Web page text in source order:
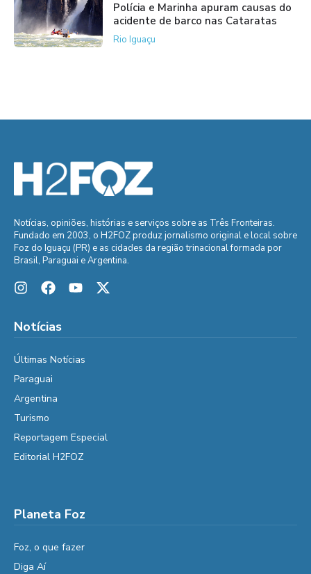
Polícia e Marinha apuram causas do
acidente de barco nas Cataratas
Rio Iguaçu
Notícias, opiniões, histórias e serviços sobre as Três Fronteiras.
Fundado em 2003, o H2FOZ produz jornalismo original e local sobre
Foz do Iguaçu (PR) e as cidades da região trinacional formada por
Brasil, Paraguai e Argentina.
Notícias
Últimas Notícias
Paraguai
Argentina
Turismo
Reportagem Especial
Editorial H2FOZ
Planeta Foz
Foz, o que fazer
Diga Aí